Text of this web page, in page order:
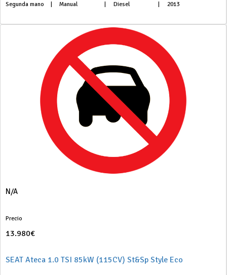
Segunda mano Manual Diesel 2013
N/A
Precio
13.980€
SEAT Ateca 1.0 TSI 85kW (115CV) St&Sp Style Eco